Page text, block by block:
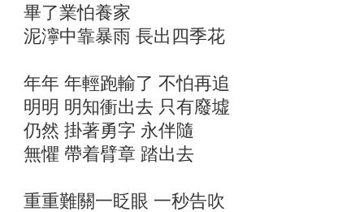
畢了業怕養家
泥濘中靠暴雨 長出四季花
年年 年輕跑輸了 不怕再追
明明 明知衝出去 只有廢墟
仍然 掛著勇字 永伴隨
無懼 帶着臂章 踏出去
重重難關一眨眼 一秒告吹